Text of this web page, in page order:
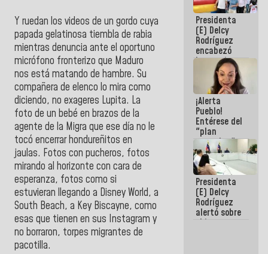
Y ruedan los videos de un gordo cuya
papada gelatinosa tiembla de rabia
mientras denuncia ante el oportuno
micrófono fronterizo que Maduro
nos está matando de hambre. Su
compañera de elenco lo mira como
diciendo, no exageres Lupita. La
foto de un bebé en brazos de la
agente de la Migra que ese día no le
tocó encerrar hondureñitos en
jaulas. Fotos con pucheros, fotos
mirando al horizonte con cara de
esperanza, fotos como si
estuvieran llegando a Disney World, a
South Beach, a Key Biscayne, como
esas que tienen en sus Instagram y
no borraron, torpes migrantes de
pacotilla.
por que no
sabemos si
la semana
que viene
hay
programa
Presidenta
(E) Delcy
Rodríguez
encabezó
lanzamiento
del Plan
Nacional de
Recreación
Vacacional
¡Alerta
Pueblo!
Entérese del
"plan
enjambre"
de La Sayo
para
sabotear el
diálogo y
promover el
caos
Presidenta
(E) Delcy
Rodríguez
alertó sobre
el impacto